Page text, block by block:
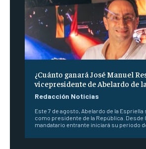
¿Cuánto ganará José Manuel
vicepresidente de Abelardo de
Redacción Noticias
Este 7 de agosto, Abelardo de la
como presidente de la República. Desde
mandatario entrante iniciará su periodo